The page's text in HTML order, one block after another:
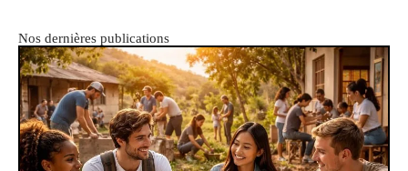
Nos dernières publications